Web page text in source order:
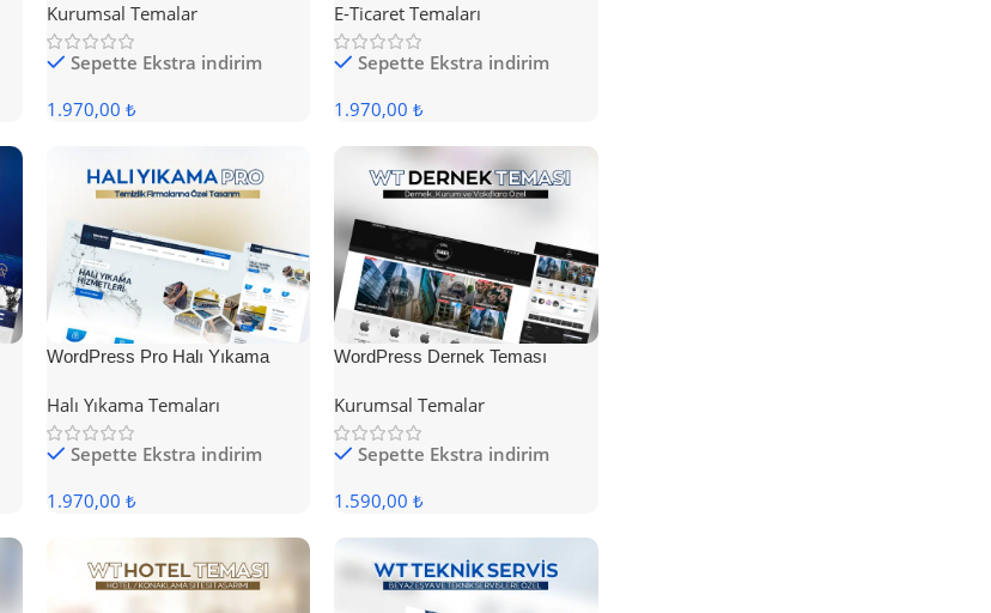
Kurumsal Temalar
Sepette Ekstra indirim
1.970,00 ₺
E-Ticaret Temaları
Sepette Ekstra indirim
1.970,00 ₺
WordPress Pro Halı Yıkama
Halı Yıkama Temaları
Sepette Ekstra indirim
1.970,00 ₺
WordPress Dernek Teması
Kurumsal Temalar
Sepette Ekstra indirim
1.590,00 ₺